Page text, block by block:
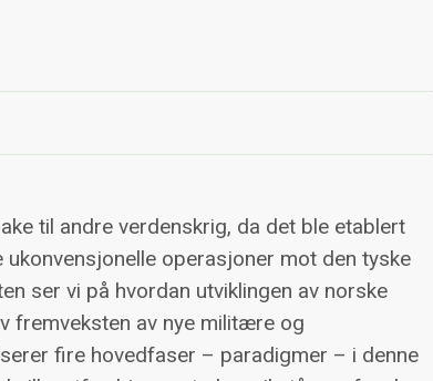
til andre verdenskrig, da det ble etablert
operasjoner mot den tyske
ser vi på hvordan utviklingen av norske
fremveksten av nye militære og
fire hovedfaser – paradigmer – i denne